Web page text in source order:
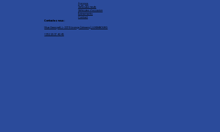
À propos
Véhicules neufs
Véhicules d'occasion
Événements
Contact
Contactez nous :
1 Rue Geespelt, L-3378 Livange (Léiweng), LUXEMBOURG
+352 26 37 40 45